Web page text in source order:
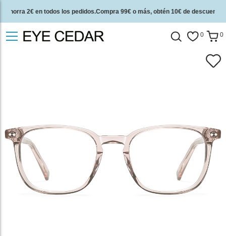
Ahorra 2€ en todos los pedidos.Compra 99€ o más, obtén 10€ de descuento.
2 años de garantía de calidad y 30 días de garantía de devolución del dinero.
0 0